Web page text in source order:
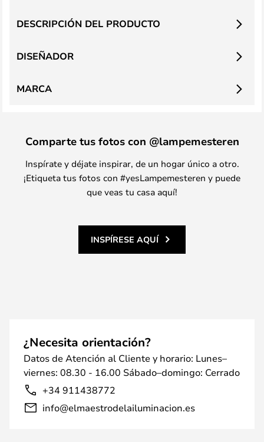
DESCRIPCIÓN DEL PRODUCTO
DISEÑADOR
MARCA
Comparte tus fotos con @lampemesteren
Inspírate y déjate inspirar, de un hogar único a otro.
¡Etiqueta tus fotos con #yesLampemesteren y puede
que veas tu casa aquí!
INSPÍRESE AQUÍ
¿Necesita orientación?
Datos de Atención al Cliente y horario: Lunes–
viernes: 08.30 - 16.00 Sábado–domingo: Cerrado
+34 911438772
info@elmaestrodelailuminacion.es